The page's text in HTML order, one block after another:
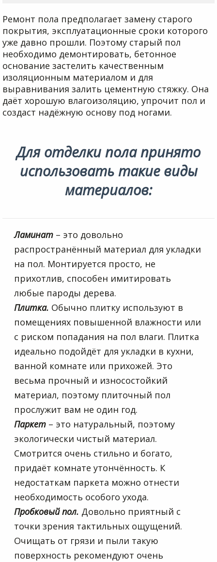
Ремонт пола предполагает замену старого
покрытия, эксплуатационные сроки которого
уже давно прошли. Поэтому старый пол
необходимо демонтировать, бетонное
основание застелить качественным
изоляционным материалом и для
выравнивания залить цементную стяжку. Она
даёт хорошую влагоизоляцию, упрочит пол и
создаст надёжную основу под ногами.
Для отделки пола принято
использовать такие виды
материалов:
Ламинат – это довольно
распространённый материал для укладки
на пол. Монтируется просто, не
прихотлив, способен имитировать
любые пароды дерева.
Плитка. Обычно плитку используют в
помещениях повышенной влажности или
с риском попадания на пол влаги. Плитка
идеально подойдёт для укладки в кухни,
ванной комнате или прихожей. Это
весьма прочный и износостойкий
материал, поэтому плиточный пол
прослужит вам не один год.
Паркет – это натуральный, поэтому
экологически чистый материал.
Смотрится очень стильно и богато,
придаёт комнате утончённость. К
недостаткам паркета можно отнести
необходимость особого ухода.
Пробковый пол. Довольно приятный с
точки зрения тактильных ощущений.
Очищать от грязи и пыли такую
поверхность рекомендуют очень